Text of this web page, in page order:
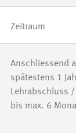
Zeitraum
Anschliessend
spätestens 1
Lehrabschluss
bis max. 6